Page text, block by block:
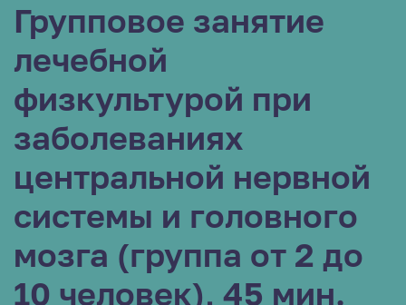
Групповое занятие
лечебной
физкультурой при
заболеваниях
центральной нервной
системы и головного
мозга (группа от 2 до
10 человек), 45 мин.